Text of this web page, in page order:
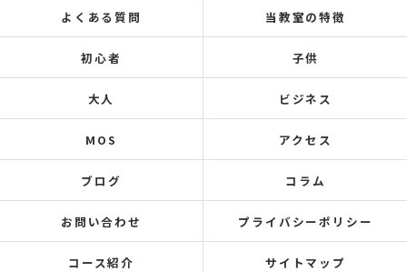
よくある質問 当教室の特徴
初心者 子供
大人 ビジネス
MOS アクセス
ブログ コラム
お問い合わせ プライバシーポリシー
コース紹介 サイトマップ